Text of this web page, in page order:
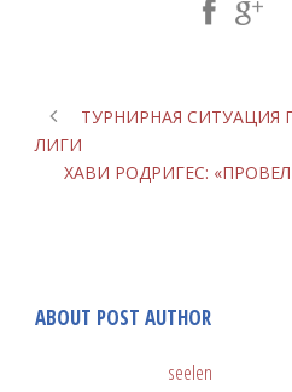
ТУРНИРНАЯ СИТУАЦИЯ
ЛИГИ
ХАВИ РОДРИГЕС:
ABOUT POST AUTHOR
seelen